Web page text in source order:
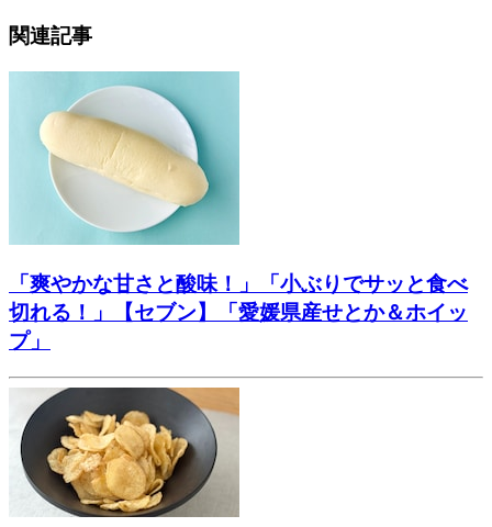
関連記事
「爽やかな甘さと酸味！」「小ぶりでサッと食べ
切れる！」【セブン】「愛媛県産せとか＆ホイッ
プ」